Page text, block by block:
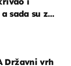
sada su za
Državni vrh